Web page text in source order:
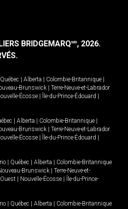
BRIDGEMARQMD, 2026.
Québec Alberta Colombie-Britannique
Brunswick
Terre-Neuve-et-Labrador
Écosse Île-du-Prince-Édouard
Alberta Colombie-Britannique
Brunswick
Terre-Neuve-et-Labrador
Écosse Île-du-Prince-Édouard
Québec Alberta
Colombie-Britannique
Brunswick
Terre-Neuve-et-
Nouvelle-Écosse
Île-du-Prince-
Québec Alberta
Colombie-Britannique